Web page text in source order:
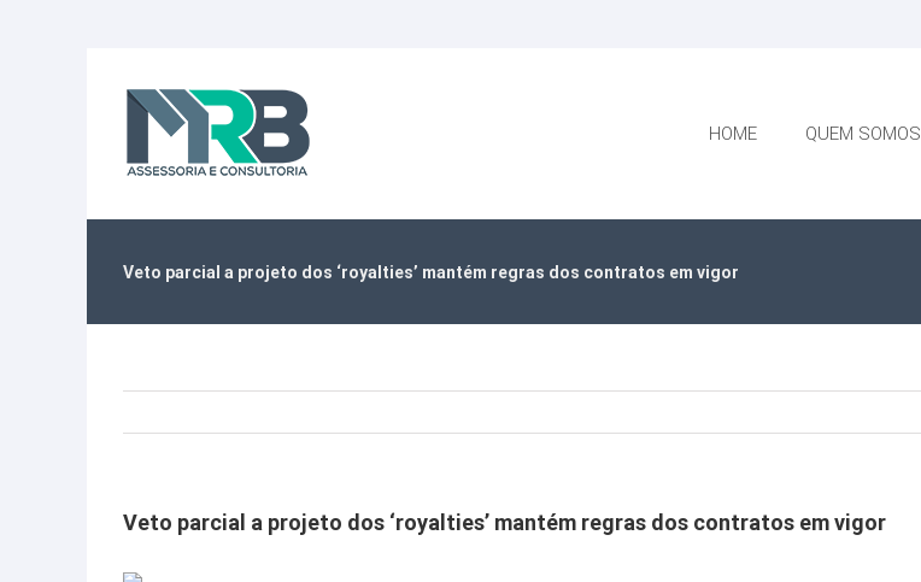
HOME QUEM SOMOS
Veto parcial a projeto dos ‘royalties’ mantém regras dos contratos em vigor
Veto parcial a projeto dos ‘royalties’ mantém regras dos contratos em vigor